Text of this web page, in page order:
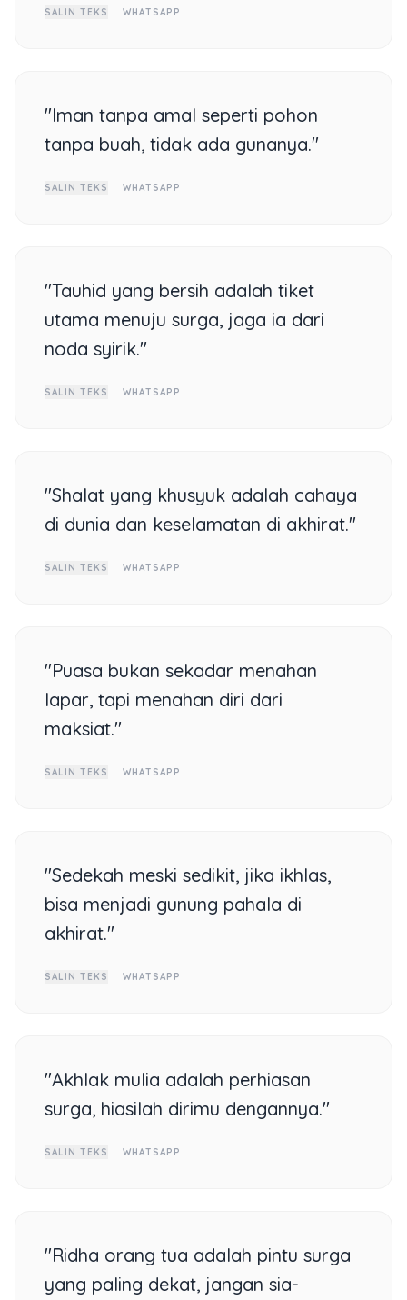
SALIN TEKS WHATSAPP
"Iman tanpa amal seperti pohon
tanpa buah, tidak ada gunanya."
SALIN TEKS WHATSAPP
"Tauhid yang bersih adalah tiket
utama menuju surga, jaga ia dari
noda syirik."
SALIN TEKS WHATSAPP
"Shalat yang khusyuk adalah cahaya
di dunia dan keselamatan di akhirat."
SALIN TEKS WHATSAPP
"Puasa bukan sekadar menahan
lapar, tapi menahan diri dari
maksiat."
SALIN TEKS WHATSAPP
"Sedekah meski sedikit, jika ikhlas,
bisa menjadi gunung pahala di
akhirat."
SALIN TEKS WHATSAPP
"Akhlak mulia adalah perhiasan
surga, hiasilah dirimu dengannya."
SALIN TEKS WHATSAPP
"Ridha orang tua adalah pintu surga
yang paling dekat, jangan sia-